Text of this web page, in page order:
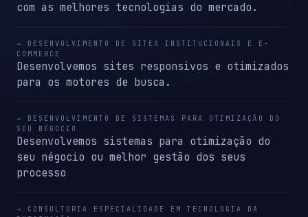
com as melhores tecnologias do mercado.
→ DESENVOLVIMENTO DE SITES INSTITUCIONAIS E E-
COMMERCE
Desenvolvemos sites responsivos e otimizados
para os motores de busca.
→ DESENVOLVIMENTO DE SISTEMAS PARA OTIMIZAÇÃO DO
SEU NÉGOCIO
Desenvolvemos sistemas para otimização do
seu négocio ou melhor gestão dos seus
processo
→ CONSULTORIA ESPECIALIDADE EM TECNOLOGIA DA